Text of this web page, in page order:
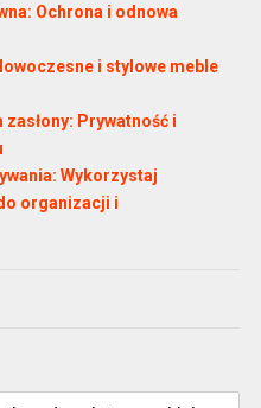
Ochrona i odnowa
i stylowe meble
Prywatność i
Wykorzystaj
organizacji i